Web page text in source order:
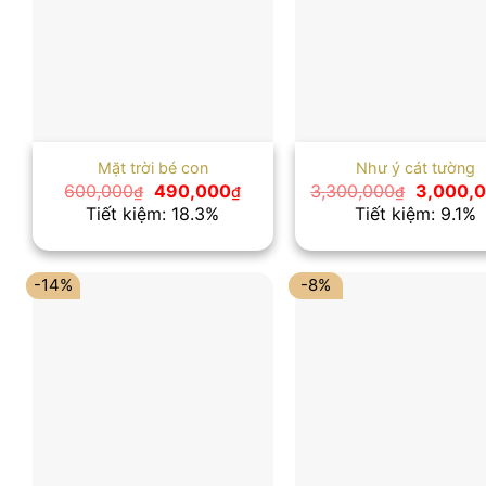
Mặt trời bé con
600,000₫ Giá
gốc
là:
490,000₫Giá
490,000₫.
Tiết kiệm: 18.3%
Như ý cát tường
3,300,000₫
Giá
gốc
là:
Tiết kiệm: 9.1%
-14% -8%